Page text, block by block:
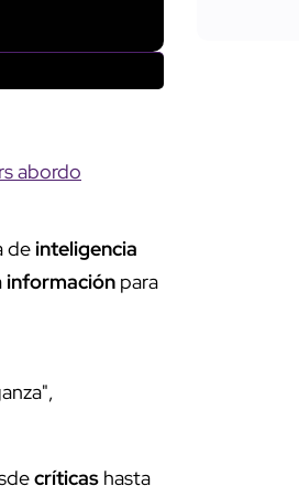
abordo
deinteligencia
información para
críticas hasta